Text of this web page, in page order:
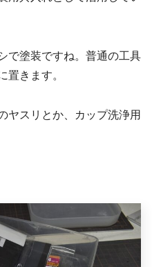
で塗装ですね。普通の工具
置きます。
ヤスリとか、カップ洗浄用